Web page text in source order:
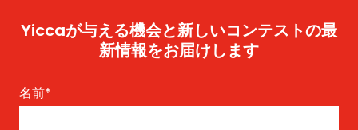
Yiccaが与える機会と新しいコンテストの最
新情報をお届けします
名前*